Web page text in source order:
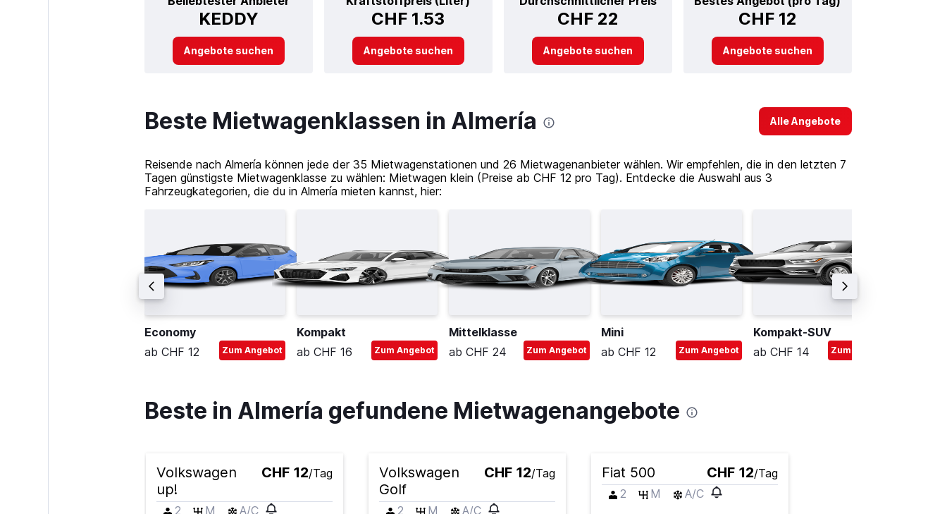
KEDDY CHF 1.53 CHF 22 CHF 12
Angebote suchen Angebote suchen Angebote suchen Angebote suchen
Beste Mietwagenklassen in Almería Alle Angebote
Reisende nach Almería können jede der 35 Mietwagenstationen und 26 Mietwagenanbieter wählen. Wir empfehlen, die in den letzten 7
Tagen günstigste Mietwagenklasse zu wählen: Mietwagen klein (Preise ab CHF 12 pro Tag). Entdecke die Auswahl aus 3
Fahrzeugkategorien, die du in Almería mieten kannst, hier:
Economy
ab CHF 12
Zum Angebot
Kompakt
ab CHF 16
Zum Angebot
Mittelklasse
ab CHF 24
Zum Angebot
Mini
ab CHF 12
Zum Angebot
Kompakt-SUV
ab CHF 14
Zum Angebot
Beste in Almería gefundene Mietwagenangebote
Volkswagen
up!
CHF 12/Tag
2 M A/C
Volkswagen
Golf
CHF 12/Tag
2 M A/C
Fiat 500 CHF 12/Tag
2
M A/C